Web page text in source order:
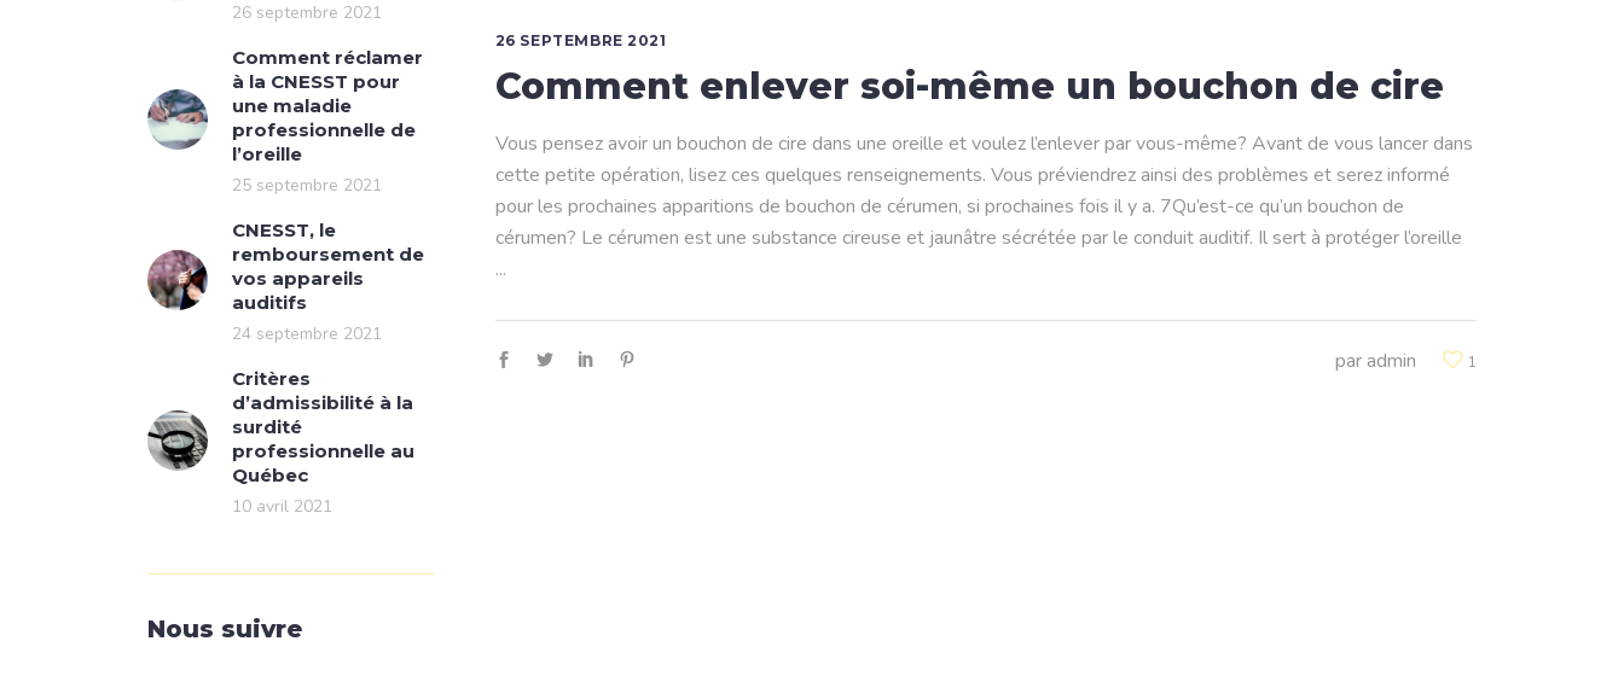
26 SEPTEMBRE 2021
Comment enlever soi-même un bouchon de cire
Vous pensez avoir un bouchon de cire dans une oreille et voulez l’enlever par vous-même? Avant de vous lancer dans
cette petite opération, lisez ces quelques renseignements. Vous préviendrez ainsi des problèmes et serez informé
pour les prochaines apparitions de bouchon de cérumen, si prochaines fois il y a. 7Qu’est-ce qu’un bouchon de
cérumen? Le cérumen est une substance cireuse et jaunâtre sécrétée par le conduit auditif. Il sert à protéger l’oreille
paradmin 1
26 septembre 2021
Comment réclamer
à la CNESST pour
une maladie
professionnelle de
l’oreille
25 septembre 2021
CNESST, le
remboursement de
vos appareils
auditifs
24 septembre 2021
Critères
d’admissibilité à la
surdité
professionnelle au
Québec
10 avril 2021
Nous suivre